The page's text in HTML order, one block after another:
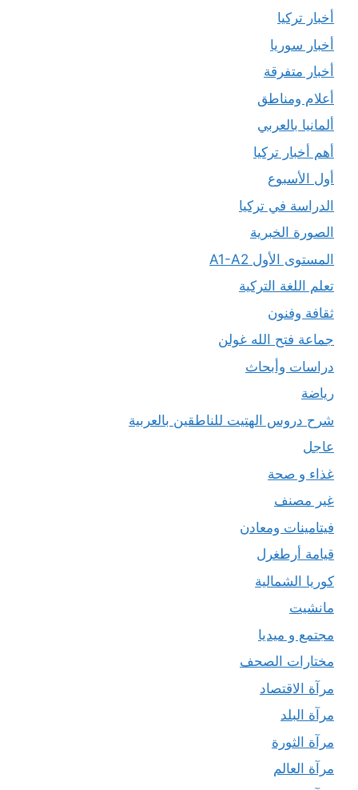
أخبار تركيا
أخبار سوريا
أخبار متفرقة
أعلام ومناطق
ألمانيا بالعربي
أهم أخبار تركيا
أول الأسبوع
الدراسة في تركيا
الصورة الخبرية
المستوى الأول A1-A2
تعلم اللغة التركية
ثقافة وفنون
جماعة فتح الله غولن
دراسات وأبحاث
رياضة
شرح دروس الهتيت للناطقين بالعربية
عاجل
غذاء و صحة
غير مصنف
فيتامينات ومعادن
قيامة أرطغرل
كوريا الشمالية
مانشيت
مجتمع و ميديا
مختارات الصحف
مرآة الاقتصاد
مرآة البلد
مرآة الثورة
مرآة العالم